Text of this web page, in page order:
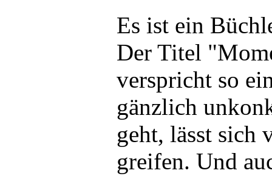
Es ist ein
Der Titel
verspricht so
gänzlich
geht, lässt sich
greifen. Und